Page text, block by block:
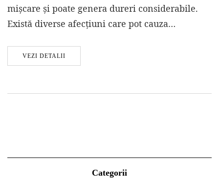
mișcare și poate genera dureri considerabile.
Există diverse afecțiuni care pot cauza…
VEZI DETALII
Categorii